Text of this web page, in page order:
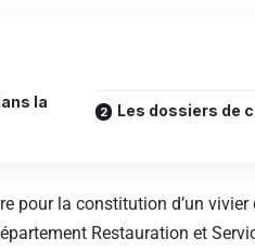
la
Les dossiers de
pour la constitution d’un
Restauration et